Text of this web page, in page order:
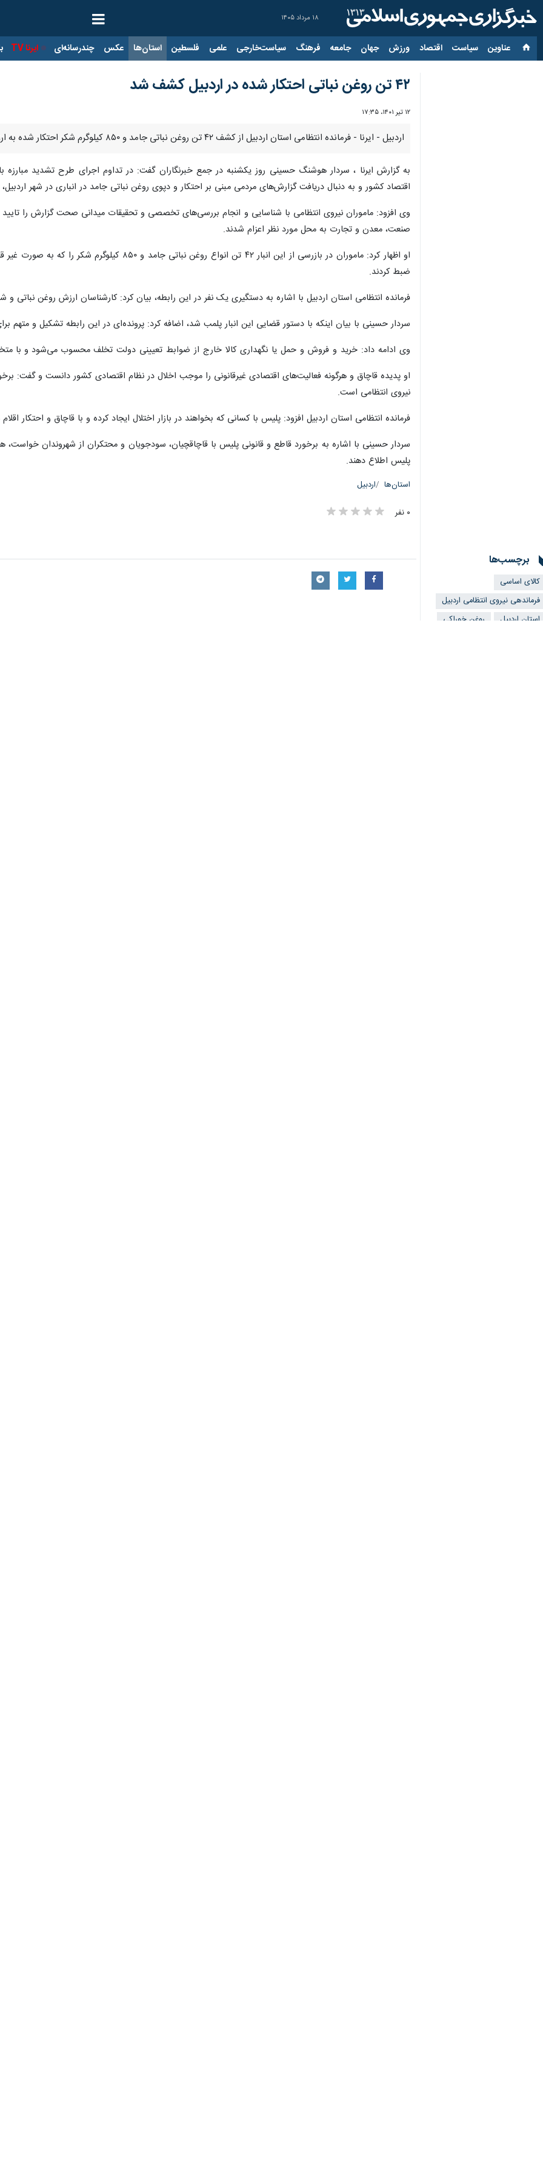
۱۸ مرداد ۱۴۰۵
عناوین‌ سیاست اقتصاد ورزش جهان جامعه فرهنگ سیاست‌خارجی علمی فلسطین استان‌ها عکس چندرسانه‌ای ایرنا TV
۴۲ تن روغن نباتی احتکار شده در اردبیل کشف شد
۱۲ تیر ۱۴۰۱، ۱۷:۳۵
اردبیل - ایرنا - فرمانده انتظامی استان اردبیل از کشف ۴۲ تن روغن نباتی جامد و ۸۵۰ کیلوگرم شکر احتکار شده به ارزش ۵۰ میلیارد ریال در اردبیل خبر داد.
به گزارش ایرنا ، سردار هوشنگ حسینی روز یکشنبه در جمع خبرنگاران گفت: در تداوم اجرای طرح تشدید مبارزه با
اقتصاد کشور و به دنبال دریافت گزارش‌های مردمی مبنی بر احتکار و دپوی روغن نباتی جامد در انباری در شهر
وی افزود: ماموران نیروی انتظامی با شناسایی و انجام بررسی‌های تخصصی و تحقیقات میدانی صحت گزارش را
صنعت، معدن و تجارت به محل مورد نظر اعزام شدند.
او اظهار کرد: ماموران در بازرسی از این انبار ۴۲ تن
ضبط کردند.
فرمانده انتظامی استان اردبیل با اشاره به دستگیری یک نفر در این رابطه، بیان کرد: کارشناسان ارزش روغن نباتی و شکر کشف شده را ۵۰
سردار حسینی با بیان اینکه با دستور قضایی این انبار پلمب شد، اضافه کرد: پرونده‌ای در این رابطه تشکیل و
وی ادامه داد: خرید و فروش و حمل یا نگهداری کالا خارج از ضوابط تعیینی دولت تخلف محسوب می‌شود و با
او پدیده قاچاق و هرگونه فعالیت‌های اقتصادی غیرقانونی را موجب اخلال در نظام اقتصادی کشور دانست و گفت:
نیروی انتظامی است.
فرمانده انتظامی استان اردبیل افزود: پلیس با کسانی که بخواهند در بازار اختلال ایجاد کرده و با قاچاق و احتکار
پلیس اطلاع دهند.
استان‌ها اردبیل
۰ نفر
برچسب‌ها
کالای اساسی
فرماندهی نیروی انتظامی اردبیل
استان اردبیل
روغن خوراکی